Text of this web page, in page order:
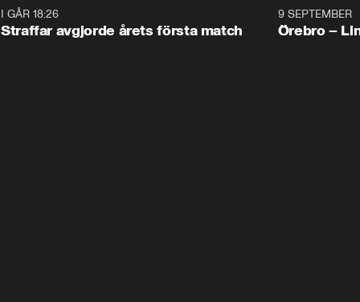
I GÅR 18:26
Straffar avgjorde årets första match
Plus
9 SEPTEMBER
Örebro –